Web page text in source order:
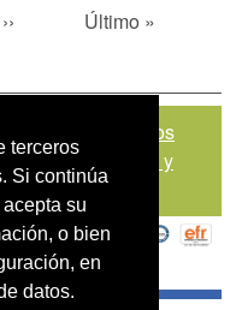
terceros
Si continúa
su
o bien
en
datos.
Siguiente página
›› Última página
Último »
de Datos
Términos y
Uso